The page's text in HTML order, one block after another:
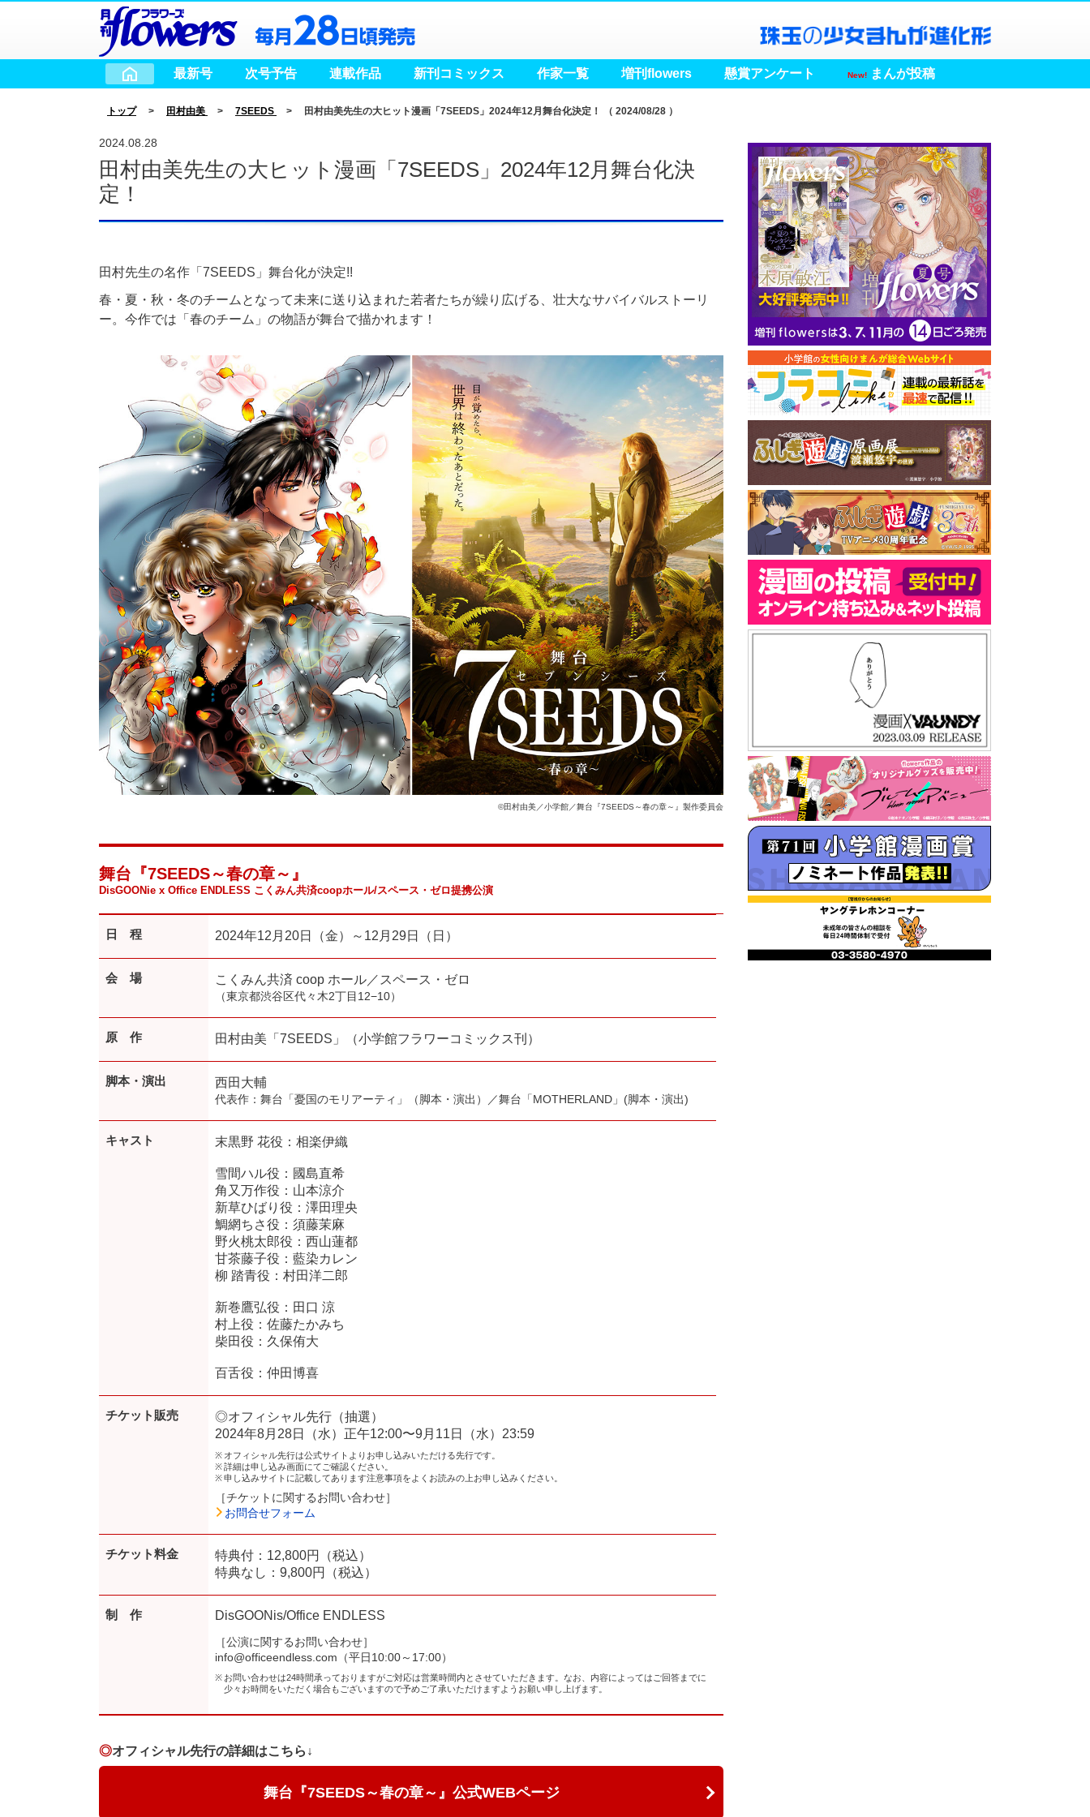
最新号 次号予告 連載作品 新刊コミックス 作家一覧 増刊flowers 懸賞アンケート New! まんが投稿
トップ> 田村由美 > 7SEEDS > 田村由美先生の大ヒット漫画「7SEEDS」2024年12月舞台化決定！ （ 2024/08/28 ）
2024.08.28
田村由美先生の大ヒット漫画「7SEEDS」2024年12月舞台化決
定！
田村先生の名作「7SEEDS」舞台化が決定!!
春・夏・秋・冬のチームとなって未来に送り込まれた若者たちが繰り広げる、壮大なサバイバルストーリ
ー。今作では「春のチーム」の物語が舞台で描かれます！
©田村由美／小学館／舞台『7SEEDS～春の章～』製作委員会
舞台『7SEEDS～春の章～』
DisGOONie x Office ENDLESS こくみん共済coopホール/スペース・ゼロ提携公演
日 程 2024年12月20日（金）～12月29日（日）
会 場 こくみん共済 coop ホール／スペース・ゼロ
（東京都渋谷区代々木2丁目12−10）
原 作 田村由美「7SEEDS」（小学館フラワーコミックス刊）
脚本・演出 西田大輔
代表作：舞台「憂国のモリアーティ」（脚本・演出）／舞台「MOTHERLAND」(脚本・演出)
キャスト 末黒野 花役：相楽伊織
雪間ハル役：國島直希
角又万作役：山本涼介
新草ひばり役：澤田理央
鯛網ちさ役：須藤茉麻
野火桃太郎役：西山蓮都
甘茶藤子役：藍染カレン
柳 踏青役：村田洋二郎
新巻鷹弘役：田口 涼
村上役：佐藤たかみち
柴田役：久保侑大
百舌役：仲田博喜
チケット販売
◎オフィシャル先行（抽選）
2024年8月28日（水）正午12:00〜9月11日（水）23:59
オフィシャル先行は公式サイトよりお申し込みいただける先行です。
詳細は申し込み画面にてご確認ください。
申し込みサイトに記載してあります注意事項をよくお読みの上お申し込みください。
［チケットに関するお問い合わせ］
お問合せフォーム
チケット料金
特典付：12,800円（税込）
特典なし：9,800円（税込）
制 作 DisGOONis/Office ENDLESS
［公演に関するお問い合わせ］
info@officeendless.com（平日10:00～17:00）
お問い合わせは24時間承っておりますがご対応は営業時間内とさせていただきます。なお、内容によってはご回答までに
少々お時間をいただく場合もございますので予めご了承いただけますようお願い申し上げます。
◎オフィシャル先行の詳細はこちら↓
舞台『7SEEDS～春の章～』公式WEBページ